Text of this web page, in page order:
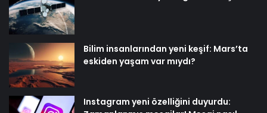
Bilim insanlarından yeni keşif: Mars’ta
eskiden yaşam var mıydı?
Instagram yeni özelliğini duyurdu: